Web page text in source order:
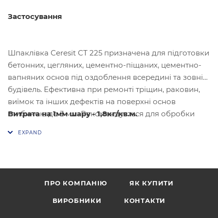
Застосування
Шпаклівка Ceresit СТ 225 призначена для підготовки
бетонних, цегляних, цементно-піщаних, цементно-
вапняних основ під оздоблення всередині та зовні
будівель. Ефективна при ремонті тріщин, раковин,
виїмок та інших дефектів на поверхні основ
глибиною до 3 мм. Рекомендується для обробки
Витрата на 1мм шару - 1,8кг/кв.м.
ПРО КОМПАНІЮ ЯК КУПИТИ
ВИРОБНИКИ КОНТАКТИ